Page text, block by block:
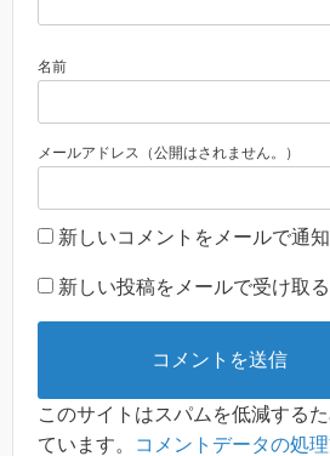
名前
メールアドレス（公開はされません。）
新しいコメントをメールで通知
新しい投稿をメールで受け取る
このサイトはスパムを低減する
ています。
コメントデータの処